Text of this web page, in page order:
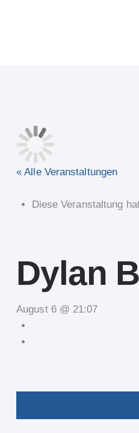
« Alle Veranstaltungen
Diese Veranstaltung
Dylan
August 6 @ 21:07